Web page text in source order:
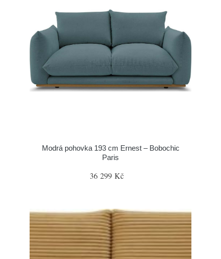
Modrá pohovka 193 cm Ernest – Bobochic
Paris
36 299 Kč